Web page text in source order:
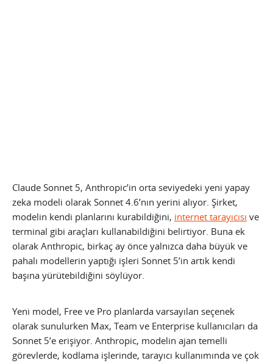
Claude Sonnet 5, Anthropic’in orta seviyedeki yeni yapay
zeka modeli olarak Sonnet 4.6’nın yerini alıyor. Şirket,
modelin kendi planlarını kurabildiğini, internet tarayıcısı ve
terminal gibi araçları kullanabildiğini belirtiyor. Buna ek
olarak Anthropic, birkaç ay önce yalnızca daha büyük ve
pahalı modellerin yaptığı işleri Sonnet 5’in artık kendi
başına yürütebildiğini söylüyor.
Yeni model, Free ve Pro planlarda varsayılan seçenek
olarak sunulurken Max, Team ve Enterprise kullanıcıları da
Sonnet 5’e erişiyor. Anthropic, modelin ajan temelli
görevlerde, kodlama işlerinde, tarayıcı kullanımında ve çok